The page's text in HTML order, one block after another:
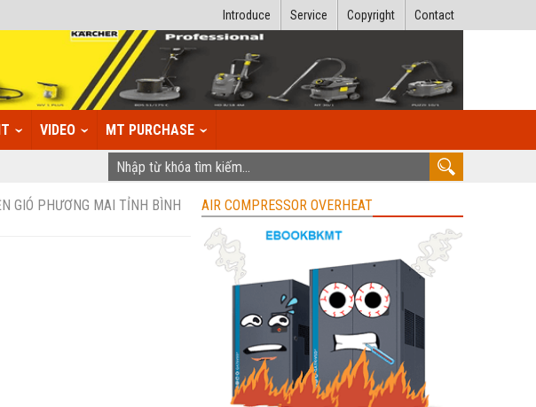
Contact
Copyright
Service
Introduce
VIDEO MT PURCHASE
GIÓ PHƯƠNG MAI TỈNH BÌNH
AIR COMPRESSOR OVERHEAT